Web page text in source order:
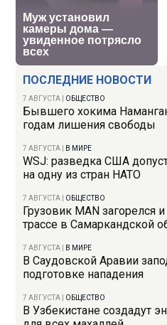
ПОСЛЕДНИЕ НОВОСТИ
7 АВГУСТА ОБЩЕСТВО
Бывшего хокима
годам лишения свободы
7 АВГУСТА В МИРЕ
WSJ: разведка США
на одну из стран НАТО
7 АВГУСТА ОБЩЕСТВО
Грузовик MAN загорелся
трассе в Самаркандской
7 АВГУСТА В МИРЕ
В Саудовской Аравии
подготовке нападения
7 АВГУСТА ОБЩЕСТВО
В Узбекистане создадут